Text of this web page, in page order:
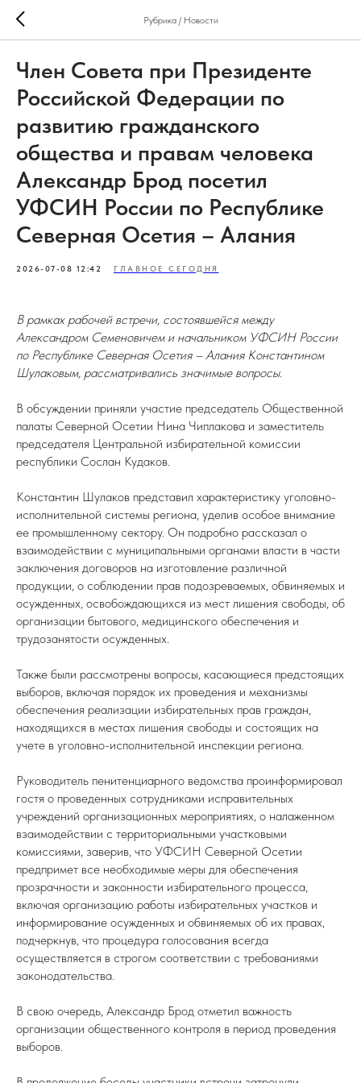
Рубрика / Новости
Член Совета при Президенте
Российской Федерации по
развитию гражданского
общества и правам человека
Александр Брод посетил
УФСИН России по Республике
Северная Осетия – Алания
2026-07-08 12:42 ГЛАВНОЕ СЕГОДНЯ
В рамках рабочей встречи, состоявшейся между
Александром Семеновичем и начальником УФСИН России
по Республике Северная Осетия – Алания Константином
Шулаковым, рассматривались значимые вопросы.
В обсуждении приняли участие председатель Общественной
палаты Северной Осетии Нина Чиплакова и заместитель
председателя Центральной избирательной комиссии
республики Сослан Кудаков.
Константин Шулаков представил характеристику уголовно-
исполнительной системы региона, уделив особое внимание
ее промышленному сектору. Он подробно рассказал о
взаимодействии с муниципальными органами власти в части
заключения договоров на изготовление различной
продукции, о соблюдении прав подозреваемых, обвиняемых и
осужденных, освобождающихся из мест лишения свободы, об
организации бытового, медицинского обеспечения и
трудозанятости осужденных.
Также были рассмотрены вопросы, касающиеся предстоящих
выборов, включая порядок их проведения и механизмы
обеспечения реализации избирательных прав граждан,
находящихся в местах лишения свободы и состоящих на
учете в уголовно-исполнительной инспекции региона.
Руководитель пенитенциарного ведомства проинформировал
гостя о проведенных сотрудниками исправительных
учреждений организационных мероприятиях, о налаженном
взаимодействии с территориальными участковыми
комиссиями, заверив, что УФСИН Северной Осетии
предпримет все необходимые меры для обеспечения
прозрачности и законности избирательного процесса,
включая организацию работы избирательных участков и
информирование осужденных и обвиняемых об их правах,
подчеркнув, что процедура голосования всегда
осуществляется в строгом соответствии с требованиями
законодательства.
В свою очередь, Александр Брод отметил важность
организации общественного контроля в период проведения
выборов.